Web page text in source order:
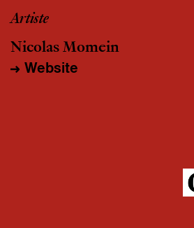
Artiste
Nicolas Momein
Website